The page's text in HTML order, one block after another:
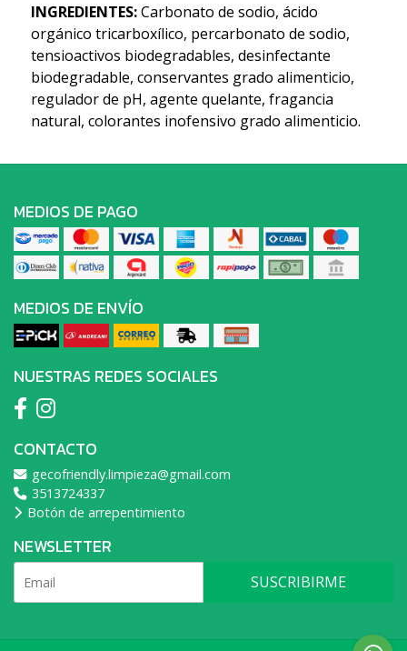
INGREDIENTES:Carbonato de sodio, ácido
orgánico tricarboxílico, percarbonato de sodio,
tensioactivos biodegradables, desinfectante
biodegradable, conservantes grado alimenticio,
regulador de pH, agente quelante, fragancia
natural, colorantes inofensivo grado alimenticio.
MEDIOS DE PAGO
MEDIOS DE ENVÍO
NUESTRAS REDES SOCIALES
CONTACTO
gecofriendly.limpieza@gmail.com
3513724337
Botón de arrepentimiento
NEWSLETTER
SUSCRIBIRME